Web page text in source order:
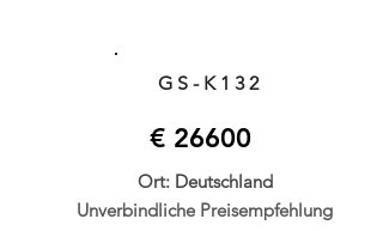
GS-K132
€ 26600
Ort: Deutschland
Unverbindliche Preisempfehlung